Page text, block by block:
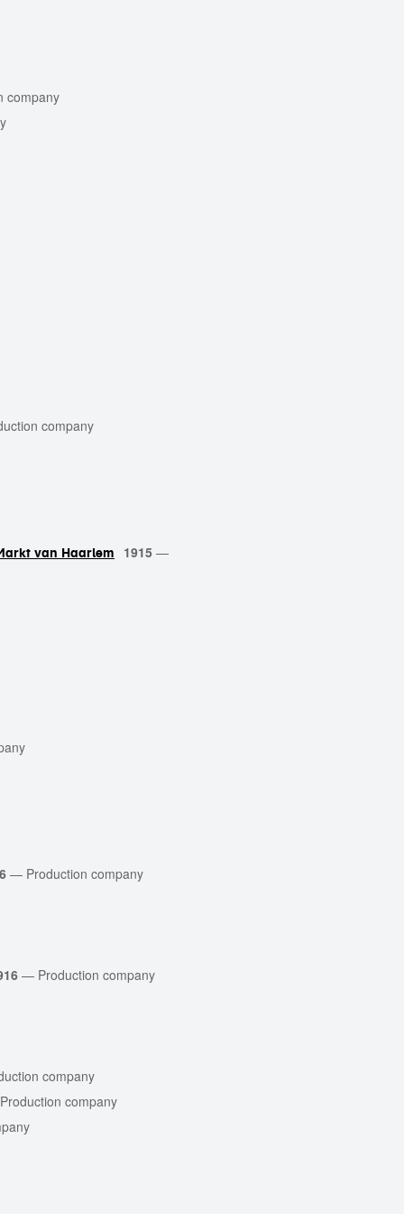
company
company
van Haarlem 1915 —
— Production company
— Production company
company
Production company